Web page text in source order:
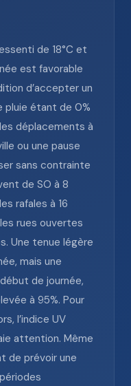
de 18°C et
est favorable
d’accepter un
pluie étant de 0%
déplacements à
ou une pause
sans contrainte
de SO à 8
rafales à 16
rues ouvertes
Une tenue légère
mais une
de journée,
à 95%. Pour
l’indice UV
attention. Même
de prévoir une